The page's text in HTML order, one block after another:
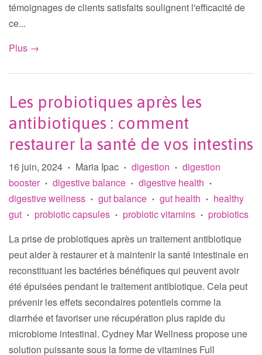
témoignages de clients satisfaits soulignent l'efficacité de
ce...
Plus →
Les probiotiques après les
antibiotiques : comment
restaurer la santé de vos intestins
16 juin, 2024 • Maria Ipac • digestion • digestion
booster • digestive balance • digestive health •
digestive wellness • gut balance • gut health •
healthy
gut • probiotic capsules • probiotic vitamins • probiotics
La prise de probiotiques après un traitement antibiotique
peut aider à restaurer et à maintenir la santé intestinale en
reconstituant les bactéries bénéfiques qui peuvent avoir
été épuisées pendant le traitement antibiotique. Cela peut
prévenir les effets secondaires potentiels comme la
diarrhée et favoriser une récupération plus rapide du
microbiome intestinal. Cydney Mar Wellness propose une
solution puissante sous la forme de vitamines Full